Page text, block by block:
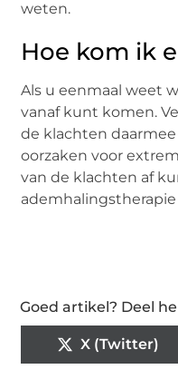
weten.
Hoe kom ik
Als u eenmaal weet
vanaf kunt komen.
de klachten
oorzaken voor
van de klachten af
Goed artikel? Deel
X (Twitter)